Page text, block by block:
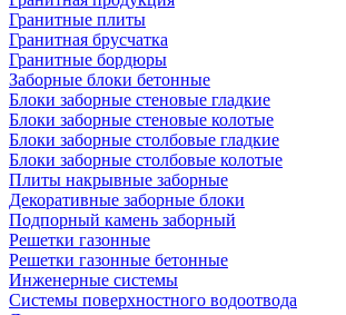
Гранитные плиты
Гранитная брусчатка
Гранитные бордюры
Заборные блоки бетонные
Блоки заборные стеновые гладкие
Блоки заборные стеновые колотые
Блоки заборные столбовые гладкие
Блоки заборные столбовые колотые
Плиты накрывные заборные
Декоративные заборные блоки
Подпорный камень заборный
Решетки газонные
Решетки газонные бетонные
Инженерные системы
Системы поверхностного водоотвода